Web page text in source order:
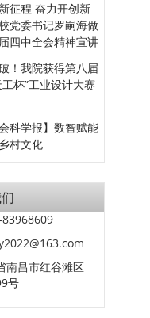
征程 奋力开创新
党委书记罗嗣海做
四中全会精神宣讲
！我院获得第八届
杯”工业设计大赛
科学报】数智赋能
村文化
南昌市红谷滩区
号